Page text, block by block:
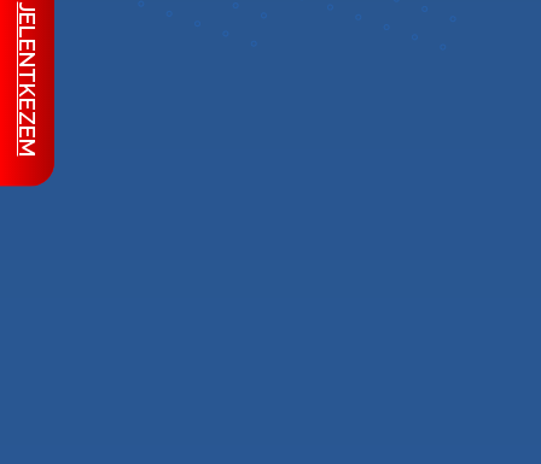
JELENTKEZEM